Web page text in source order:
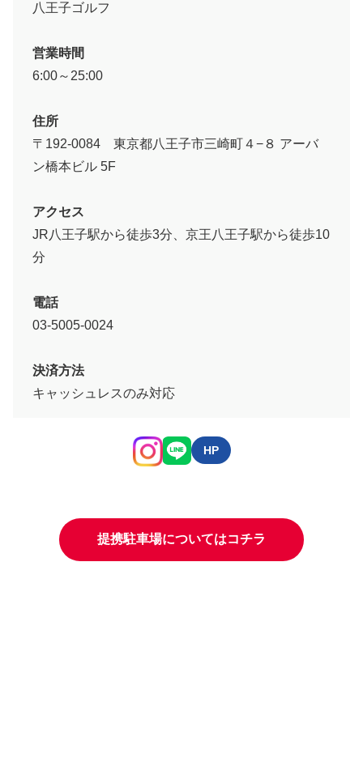
八王子ゴルフ
営業時間
6:00～25:00
住所
〒192-0084 東京都八王子市三崎町４−８ アーバ
ン橋本ビル 5F
アクセス
JR八王子駅から徒歩3分、京王八王子駅から徒歩10
分
電話
03-5005-0024
決済方法
キャッシュレスのみ対応
HP
提携駐車場についてはコチラ